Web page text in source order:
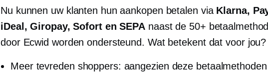
Nu kunnen uw klanten hun aankopen betalen via Klarna,
iDeal, Giropay, Sofort en SEPA naast de 50+
door Ecwid worden ondersteund. Wat betekent dat voor jou?
Meer tevreden shoppers: aangezien deze betaalmethoden